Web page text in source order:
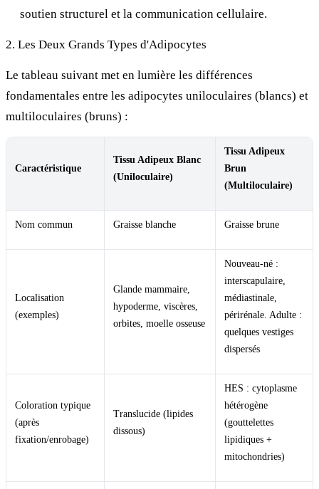
soutien structurel et la communication cellulaire.
2. Les Deux Grands Types d'Adipocytes
Le tableau suivant met en lumière les différences
fondamentales entre les adipocytes uniloculaires (blancs) et
multiloculaires (bruns) :
Caractéristique
Tissu Adipeux Blanc
(Uniloculaire)
Tissu Adipeux
Brun
(Multiloculaire)
Nom commun Graisse blanche Graisse brune
Localisation
(exemples)
Glande mammaire,
hypoderme, viscères,
orbites, moelle osseuse
Nouveau-né :
interscapulaire,
médiastinale,
périrénale. Adulte :
quelques vestiges
dispersés
Coloration typique
(après
fixation/enrobage)
Translucide (lipides
dissous)
HES : cytoplasme
hétérogène
(gouttelettes
lipidiques +
mitochondries)